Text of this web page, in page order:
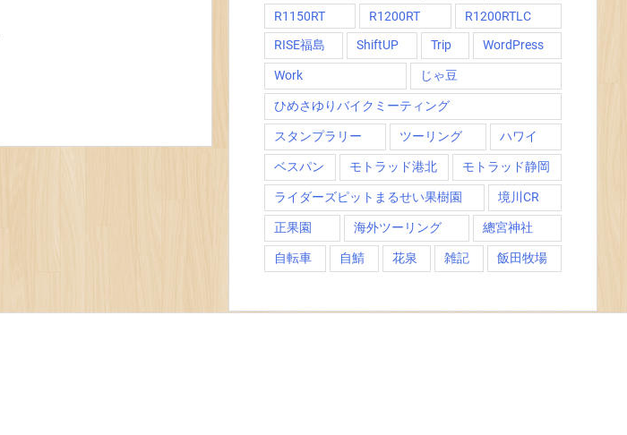
R1150RT
R1200RT
R1200RTLC
RISE福島
ShiftUP Trip WordPress
Work じゃ豆
ひめさゆりバイクミーティング
スタンプラリー ツーリング ハワイ
ベスパン モトラッド港北 モトラッド静岡
ライダーズピットまるせい果樹園 境川CR
正果園 海外ツーリング 總宮神社
自転車 自鯖 花泉 雑記 飯田牧場